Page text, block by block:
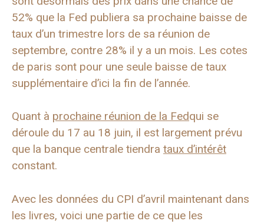
52% que la Fed publiera sa prochaine baisse de
taux d’un trimestre lors de sa réunion de
septembre, contre 28% il y a un mois. Les cotes
de paris sont pour une seule baisse de taux
supplémentaire d’ici la fin de l’année.
Quant à prochaine réunion de la Fedqui se
déroule du 17 au 18 juin, il est largement prévu
que la banque centrale tiendra taux d’intérêt
constant.
Avec les données du CPI d’avril maintenant dans
les livres, voici une partie de ce que les